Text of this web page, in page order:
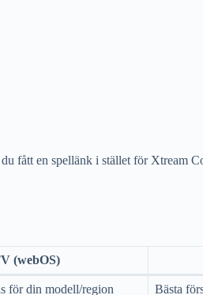
fått en spellänk i stället för Xtream
(webOS)
för din modell/region Bästa